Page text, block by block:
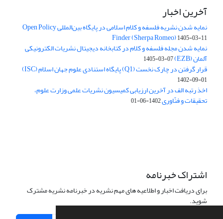
آخرین اخبار
نمایه شدن نشریه فلسفه و کلام اسلامی در پایگاه بین‌المللی Open Policy
Finder (Sherpa Romeo)1405-03-11
نمایه شدن مجله فلسفه و کلام در کتابخانه دیجیتال نشریات الکترونیکی
آلمان (EZB) 1405-03-07
قرار گرفتن در چارک نخست (Q1) پایگاه استنادی علوم جهان اسلام (ISC)
1402-09-01
اخذ رتبه الف در آخرین ارزیابی کمیسیون نشریات علمی وزارت علوم،
تحقیقات و فنّاوری1402-06-01
اشتراک خبرنامه
برای دریافت اخبار و اطلاعیه های مهم نشریه در خبرنامه نشریه مشترک
شوید.